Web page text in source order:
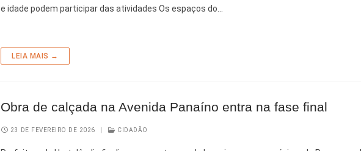
e idade podem participar das atividades Os espaços do…
LEIA MAIS →
Obra de calçada na Avenida Panaíno entra na fase final
23 DE FEVEREIRO DE 2026 CIDADÃO